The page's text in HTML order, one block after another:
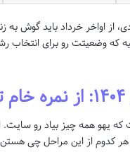
اواخر خرداد باید گوش به
که وضعیتت رو برای
که یهو همه چیز بیاد رو
هر کدوم از این مراحل چی